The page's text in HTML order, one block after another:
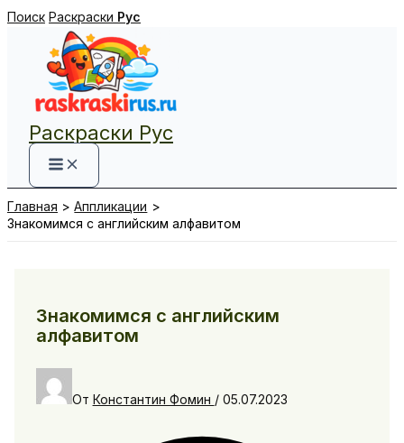
Перейти
содержимому
Поиск Раскраски Рус
Раскраски Рус
Главная
Аппликации
Знакомимся с английским алфавитом
Знакомимся с английским
алфавитом
От Константин Фомин / 05.07.2023